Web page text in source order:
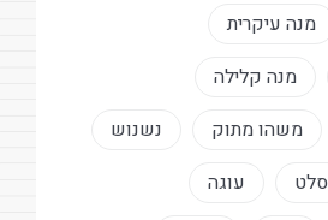
מנה עיקרית
מנה קלילה
משהו מתוק
נשנוש
סלט
עוגה